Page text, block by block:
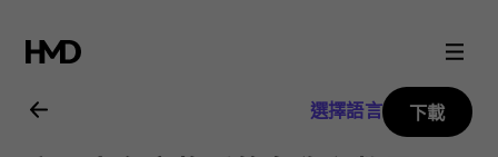
Nokia
3310 選擇語言 下載